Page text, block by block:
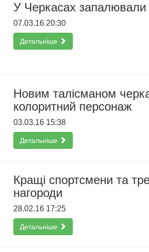
У Черкасах запалювали
07.03.16 20:30
Детальніше
Новим талісманом
колоритний персонаж
03.03.16 15:38
Детальніше
Кращі спортсмени та
нагороди
28.02.16 17:25
Детальніше